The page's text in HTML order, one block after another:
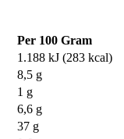
Per 100 Gram
1.188 kJ (283 kcal)
8,5 g
1 g
6,6 g
37 g